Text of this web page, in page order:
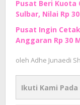
Pusat Beri Kuota
Sulbar, Nilai Rp
Pusat Ingin
Anggaran Rp 30
oleh Adhe Junaedi
Ikuti Kami Pada